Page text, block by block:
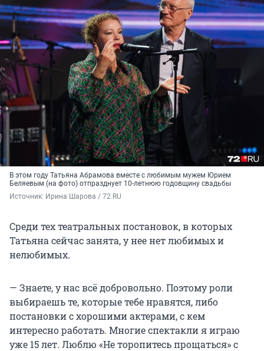
В этом году Татьяна Абрамова вместе с любимым мужем Юрием
Беляевым (на фото) отпразднует 10-летнюю годовщину свадьбы
Источник: Ирина Шарова / 72.RU
Среди тех театральных постановок, в которых
Татьяна сейчас занята, у нее нет любимых и
нелюбимых.
— Знаете, у нас всё добровольно. Поэтому роли
выбираешь те, которые тебе нравятся, либо
постановки с хорошими актерами, с кем
интересно работать. Многие спектакли я играю
уже 15 лет. Люблю «Не торопитесь прощаться» с